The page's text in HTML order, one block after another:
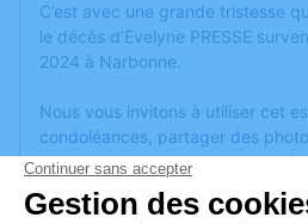
C’est avec une grande tristesse
le décès d’Evelyne PRESSE
2024 à Narbonne.
Nous vous invitons à utiliser cet
condoléances, partager des
anecdote ou exprimer vos
ou des textes. Cet endroit est un
honorer la mémoire d’Evelyne